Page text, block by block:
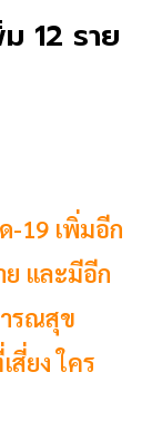
12 ราย
-19 เพิ่มอีก
ย และมีอีก
รณสุข
ยง ใคร